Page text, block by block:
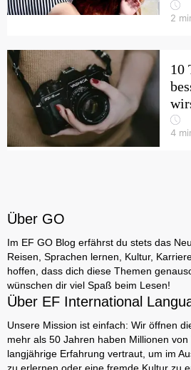
2
10
4
Über GO
Im EF GO Blog erfährst du stets das
Reisen, Sprachen lernen, Kultur,
hoffen, dass dich diese Themen
wünschen dir viel Spaß beim Lesen!
Über EF International
Unsere Mission ist einfach: Wir öffnen
mehr als 50 Jahren haben Millionen
langjährige Erfahrung vertraut, um im